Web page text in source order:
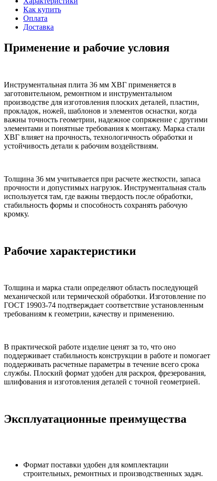
Как купить
Оплата
Доставка
Применение и рабочие условия
Инструментальная плита 36 мм ХВГ применяется в
заготовительном, ремонтном и инструментальном
производстве для изготовления плоских деталей, пластин,
прокладок, ножей, шаблонов и элементов оснастки, когда
важны точность геометрии, надежное сопряжение с другими
элементами и понятные требования к монтажу. Марка стали
ХВГ влияет на прочность, технологичность обработки и
устойчивость детали к рабочим воздействиям.
Толщина 36 мм учитывается при расчете жесткости, запаса
прочности и допустимых нагрузок. Инструментальная сталь
используется там, где важны твердость после обработки,
стабильность формы и способность сохранять рабочую
кромку.
Рабочие характеристики
Толщина и марка стали определяют область последующей
механической или термической обработки. Изготовление по
ГОСТ 19903-74 подтверждает соответствие установленным
требованиям к геометрии, качеству и применению.
В практической работе изделие ценят за то, что оно
поддерживает стабильность конструкции в работе и помогает
поддерживать расчетные параметры в течение всего срока
службы. Плоский формат удобен для раскроя, фрезерования,
шлифования и изготовления деталей с точной геометрией.
Эксплуатационные преимущества
Формат поставки удобен для комплектации
строительных, ремонтных и производственных задач.